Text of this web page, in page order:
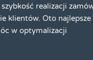
szybkość realizacji
klientów. Oto
w optymalizacji